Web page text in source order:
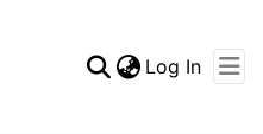
Log In